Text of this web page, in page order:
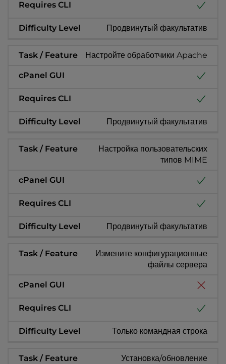
Продвинутый факультатив
Настройте обработчики Apache
Продвинутый факультатив
Настройка пользовательских
типов MIME
Продвинутый факультатив
Измените конфигурационные
файлы сервера
Только командная строка
Установка/обновление